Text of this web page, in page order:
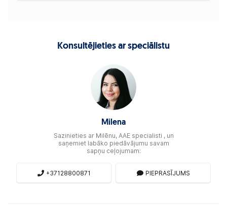
Konsultējieties ar speciālistu
Milena
Sazinieties ar Milēnu, AAE specialisti , un
saņemiet labāko piedāvājumu savam
sapņu ceļojumam:
+37128800871 PIEPRASĪJUMS